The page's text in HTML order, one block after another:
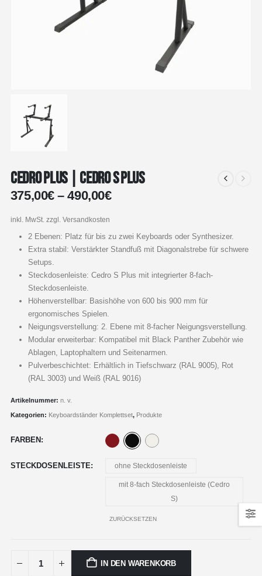
Cedro Plus | Cedro S Plus
375,00€–490,00€
inkl. MwSt. zzgl. Versandkosten
2 Ebenen: Platz für bis zu zwei Keyboards oder Synthesizer.
Extra stabil: Verstärkter Standfuß mit Diagonalstrebe für schwere
Setups.
Steckdosenleiste: Cedro S Plus mit integrierter 8-fach-
Steckdosenleiste.
Höhenverstellbar: Basishöhe von 600 bis 900 mm für
ergonomisches Spielen.
Neigungsverstellung: 2. Ebene mit 8-facher Neigungsverstellung.
Modular erweiterbar: Kompatibel mit Black Panther Zubehör wie
Ablagen, Laptophaltern und Seitenarmen.
Pulverbeschichtet: Erhältlich in Tiefschwarz (RAL 9005), Rot
(RAL 3003) und Weiß (RAL 9016)
Artikelnummer: n. v.
Kategorien: Keyboardständer Komplettset, Produkte
FARBEN
STECKDOSENLEISTE ohne Steckdosenleiste
mit 8-fach Steckdosenleiste (Cedro
S)
ZURÜCKSETZEN
IN DEN WARENKORB